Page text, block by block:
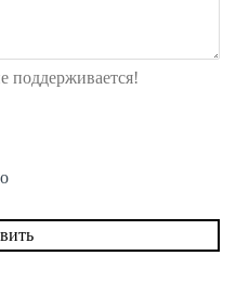
поддерживается!